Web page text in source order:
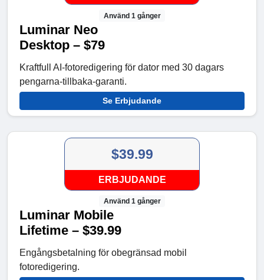
Använd 1 gånger
Luminar Neo
Desktop – $79
Kraftfull AI-fotoredigering för dator med 30 dagars
pengarna-tillbaka-garanti.
Se Erbjudande
$39.99
ERBJUDANDE
Använd 1 gånger
Luminar Mobile
Lifetime – $39.99
Engångsbetalning för obegränsad mobil
fotoredigering.